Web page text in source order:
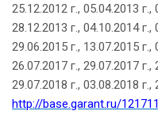
25.12.2012 г., 05.04.2013 г.,
28.12.2013 г., 04.10.2014 г.,
29.06.2015 г., 13.07.2015 г.,
26.07.2017 г., 29.07.2017 г.,
29.07.2018 г., 03.08.2018 г.,
http://base.garant.ru/